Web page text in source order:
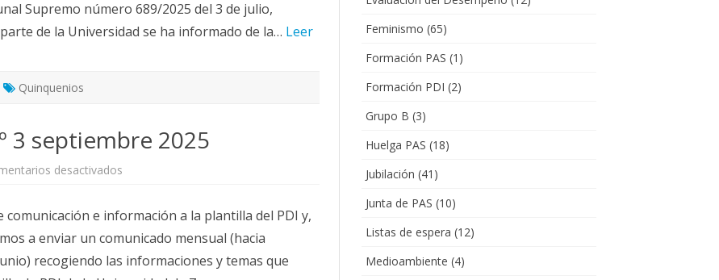
de
la
sentencia
sobre
la
Universidad
Zaragoza.
Supremo número 689/2025 del 3 de julio,
de la Universidad se ha informado de la… Leer
Quinquenios
3 septiembre 2025
desactivados
Nº
3
septiembre
2025
comunicación e información a la plantilla del PDI y,
a enviar un comunicado mensual (hacia
recogiendo las informaciones y temas que
Feminismo (65)
Formación PAS (1)
Formación PDI (2)
Grupo B (3)
Huelga PAS (18)
Jubilación (41)
Junta de PAS (10)
Listas de espera (12)
Medioambiente (4)